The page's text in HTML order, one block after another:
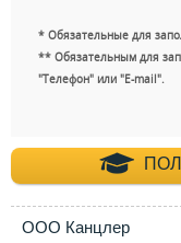
* Обязательные для
** Обязательным для
"Телефон" или "E-mail".
ООО Канцлер